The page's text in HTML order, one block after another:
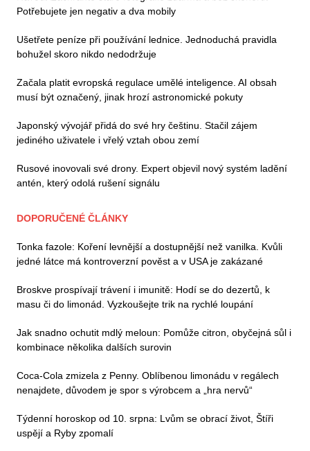
Potřebujete jen negativ a dva mobily
Ušetřete peníze při používání lednice. Jednoduchá pravidla
bohužel skoro nikdo nedodržuje
Začala platit evropská regulace umělé inteligence. AI obsah
musí být označený, jinak hrozí astronomické pokuty
Japonský vývojář přidá do své hry češtinu. Stačil zájem
jediného uživatele i vřelý vztah obou zemí
Rusové inovovali své drony. Expert objevil nový systém ladění
antén, který odolá rušení signálu
DOPORUČENÉ ČLÁNKY
Tonka fazole: Koření levnější a dostupnější než vanilka. Kvůli
jedné látce má kontroverzní pověst a v USA je zakázané
Broskve prospívají trávení i imunitě: Hodí se do dezertů, k
masu či do limonád. Vyzkoušejte trik na rychlé loupání
Jak snadno ochutit mdlý meloun: Pomůže citron, obyčejná sůl i
kombinace několika dalších surovin
Coca-Cola zmizela z Penny. Oblíbenou limonádu v regálech
nenajdete, důvodem je spor s výrobcem a „hra nervů“
Týdenní horoskop od 10. srpna: Lvům se obrací život, Štíři
uspějí a Ryby zpomalí